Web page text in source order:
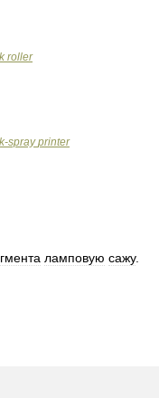
roller
-spray printer
ламповую сажу.